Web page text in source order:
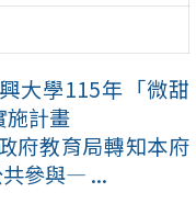
大學115年「微甜
施計畫
府教育局轉知本府
共參與— ...